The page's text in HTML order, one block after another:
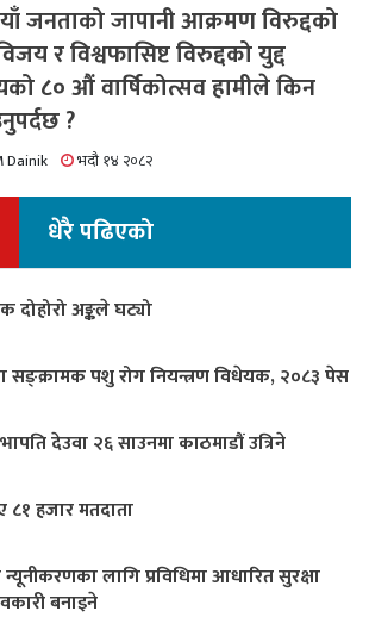
जनताको जापानी आक्रमण विरुद्दको
र विश्वफासिष्ट विरुद्दको युद्द
८० औं वार्षिकोत्सव हामीले किन
?
Dainik भदौ १४ २०८२
धेरै पढिएको
दोहोरो अङ्कले घट्यो
सङ्क्रामक पशु रोग नियन्त्रण विधेयक, २०८३ पेस
देउवा २६ साउनमा काठमाडौं उत्रिने
८१ हजार मतदाता
लागि प्रविधिमा आधारित सुरक्षा
बनाइने